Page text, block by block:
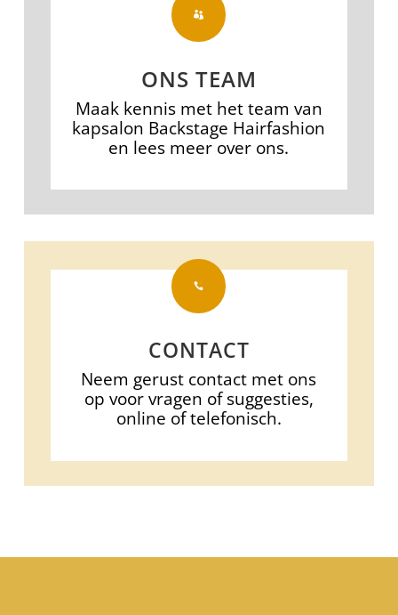

ONS TEAM
Maak kennis met het team van
kapsalon Backstage Hairfashion
en lees meer over ons.

CONTACT
Neem gerust contact met ons
op voor vragen of suggesties,
online of telefonisch.